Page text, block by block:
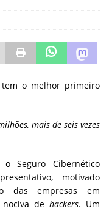
tem o melhor primeiro
mais de seis vezes
Seguro Cibernético
motivado
das empresas em
de hackers. Um